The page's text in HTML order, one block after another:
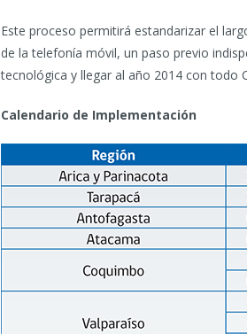
Este proceso permitirá estandarizar el
de la telefonía móvil, un paso previo
tecnológica y llegar al año 2014 con todo
Calendario de Implementación